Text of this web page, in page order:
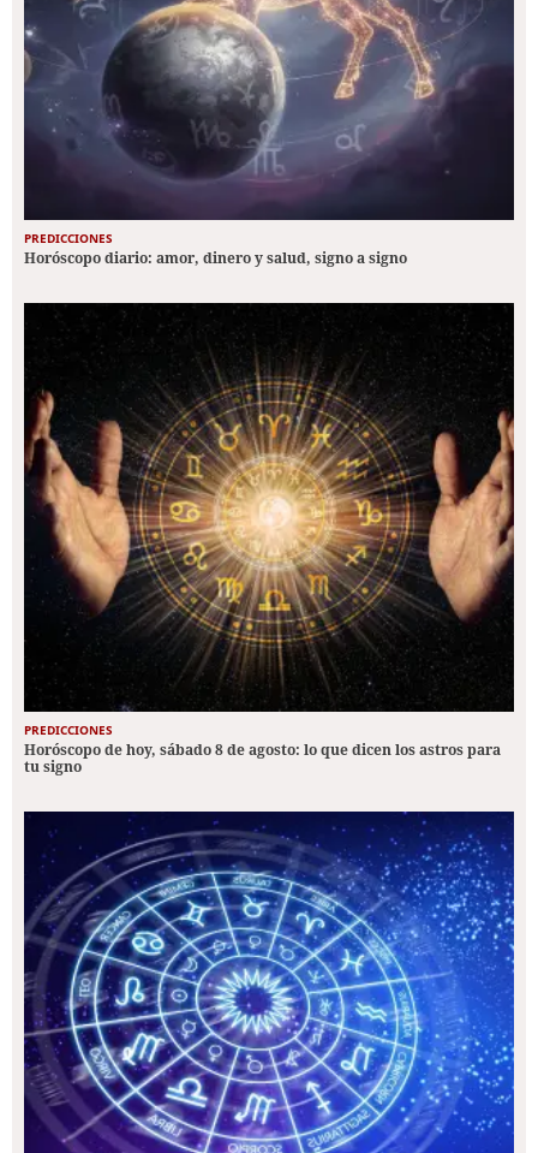
PREDICCIONES
Horóscopo diario: amor, dinero y salud, signo a signo
PREDICCIONES
Horóscopo de hoy, sábado 8 de agosto: lo que dicen los astros para
tu signo